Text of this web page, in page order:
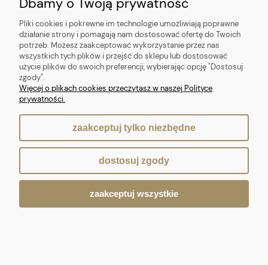
Pliki cookies i pokrewne im technologie umożliwiają poprawne
działanie strony i pomagają nam dostosować ofertę do Twoich
potrzeb. Możesz zaakceptować wykorzystanie przez nas
wszystkich tych plików i przejść do sklepu lub dostosować
użycie plików do swoich preferencji, wybierając opcję "Dostosuj
zgody".
Więcej o plikach cookies przeczytasz w naszej Polityce
prywatności.
zaakceptuj tylko niezbędne
dostosuj zgody
zaakceptuj wszystkie